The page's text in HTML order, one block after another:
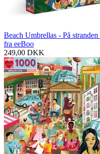
Beach Umbrellas - På
fra eeBoo
249,00 DKK